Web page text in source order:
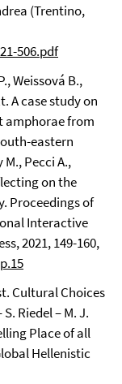
(Trentino,
506.pdf
Weissová B.,
A case study on
amphorae from
eastern
Pecci A.,
on the
Proceedings of
Interactive
2021, 149-160,
Cultural Choices
Riedel – M. J.
Place of all
Hellenistic